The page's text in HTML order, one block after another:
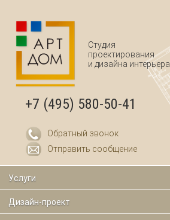
Студия
проектирования
и дизайна интерьера
+7 (495) 580-50-41
Обратный звонок
Отправить сообщение
Услуги
Дизайн-проект